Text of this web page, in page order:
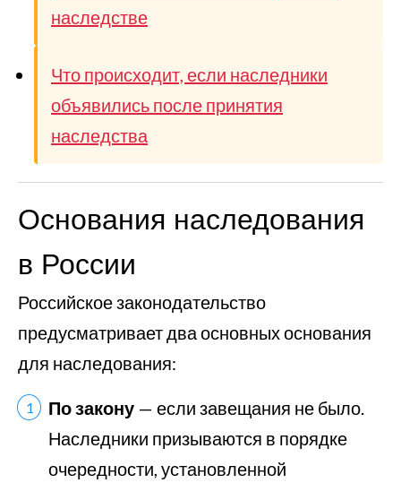
наследстве
Что происходит, если наследники
объявились после принятия
наследства
Основания наследования
в России
Российское законодательство
предусматривает два основных основания
для наследования:
По закону — если завещания не было.
Наследники призываются в порядке
очередности, установленной